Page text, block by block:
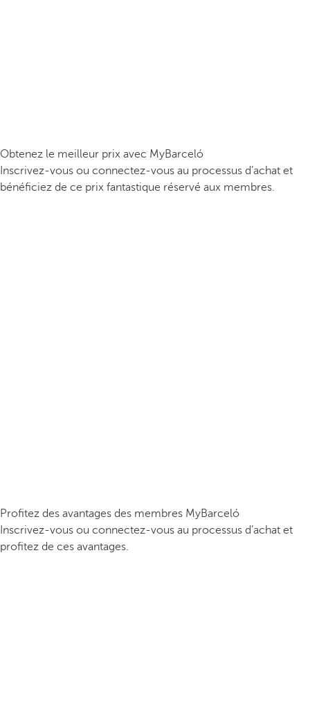
Obtenez le meilleur prix avec MyBarceló
Inscrivez-vous ou connectez-vous au processus d’achat et
bénéficiez de ce prix fantastique réservé aux membres.
Profitez des avantages des membres MyBarceló
Inscrivez-vous ou connectez-vous au processus d’achat et
profitez de ces avantages.